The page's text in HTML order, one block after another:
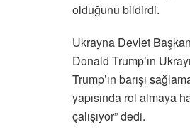
olduğunu bildirdi.
Ukrayna Devlet
Donald Trump’ın
Trump’ın barışı
yapısında rol almaya
çalışıyor” dedi.